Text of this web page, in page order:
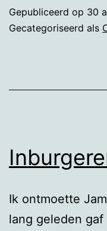
Gepubliceerd op 30
Gecategoriseerd als
Ik ontmoette
lang geleden